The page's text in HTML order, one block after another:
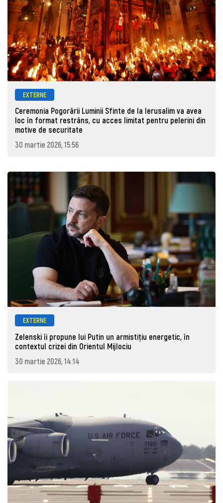
EXTERNE
Ceremonia Pogorârii Luminii Sfinte de la Ierusalim va avea
loc în format restrâns, cu acces limitat pentru pelerini din
motive de securitate
30 martie 2026, 15:56
EXTERNE
Zelenski îi propune lui Putin un armistițiu energetic, în
contextul crizei din Orientul Mijlociu
30 martie 2026, 14:14